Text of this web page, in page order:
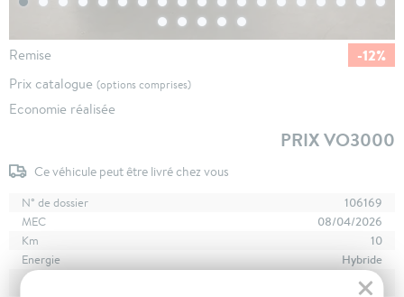
Remise -12%
Prix catalogue (options comprises)
Economie réalisée
PRIX VO3000
Ce véhicule peut être livré chez vous
N° de dossier
106169
MEC
08/04/2026
Km
10
Energie
Hybride
Stockage
à Poligny